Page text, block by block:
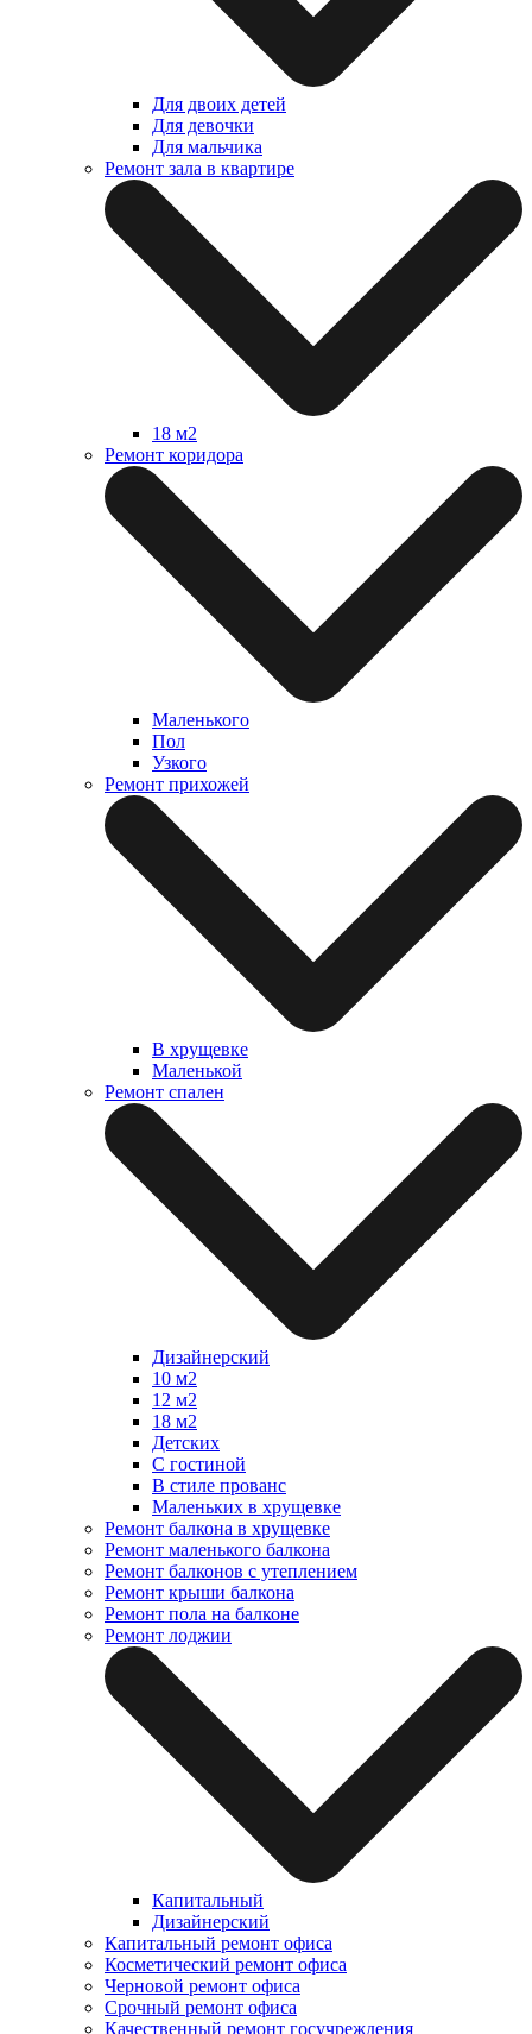
Для двоих детей
Для девочки
Для мальчика
Ремонт зала в квартире
18 м2
Ремонт коридора
Маленького
Пол
Узкого
Ремонт прихожей
В хрущевке
Маленькой
Ремонт спален
Дизайнерский
10 м2
12 м2
18 м2
Детских
С гостиной
В стиле прованс
Маленьких в хрущевке
Ремонт балкона в хрущевке
Ремонт маленького балкона
Ремонт балконов с утеплением
Ремонт крыши балкона
Ремонт пола на балконе
Ремонт лоджии
Капитальный
Дизайнерский
Капитальный ремонт офиса
Косметический ремонт офиса
Черновой ремонт офиса
Срочный ремонт офиса
Качественный ремонт госучреждения